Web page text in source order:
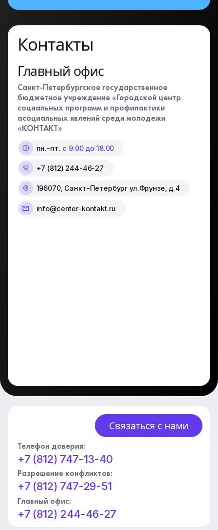
Контакты
Главный офис
Санкт-Петербургское государственное
бюджетное учреждение «Городской центр
социальных программ и профилактики
асоциальных явлений среди молодежи
«КОНТАКТ»
пн.-пт. с 9.00 до 18.00
+7 (812) 244-46-27
196070, Санкт-Петербург ул.Фрунзе, д.4
info@center-kontakt.ru
Связаться с нами
Телефон доверия:
+7 (812) 747-13-40
Разрешение конфликтов:
+7 (812) 747-29-51
Главный офис:
+7 (812) 244-46-27